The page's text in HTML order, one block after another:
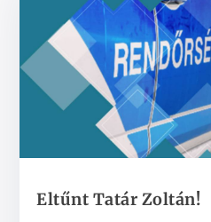
Eltűnt Tatár Zoltán!